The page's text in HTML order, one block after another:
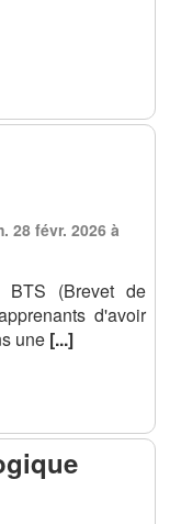
28 févr. 2026 à
(Brevet de
d'avoir
une [...]